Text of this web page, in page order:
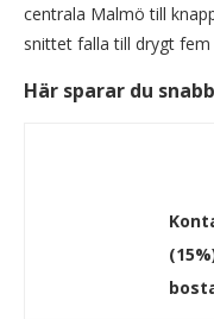
centrala Malmö till
snittet falla till drygt fem
Här sparar du